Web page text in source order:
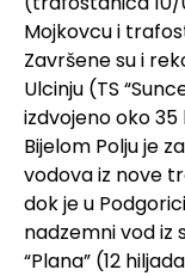
Mojkovcu i
Završene su i
Ulcinju (TS
izdvojeno oko
Bijelom Polju je
vodova iz nove
dok je u
nadzemni vod iz
“Plana” (12